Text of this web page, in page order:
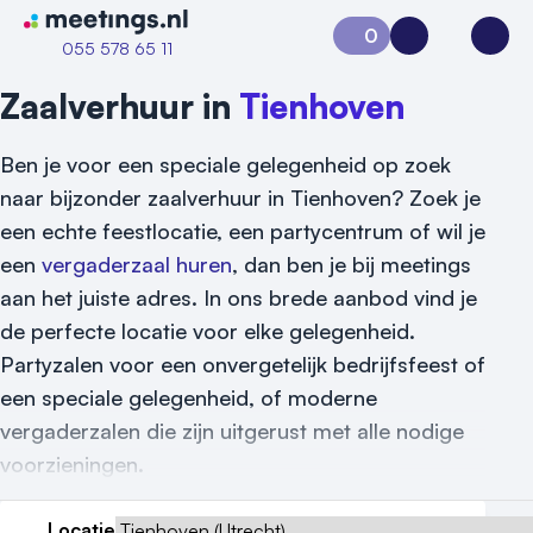
Naar home van Meetings
055 578 65 11
0
Aanvraag 0Inloggen
Zaalverhuur in Tienhoven
Ben je voor een speciale gelegenheid op zoek
naar bijzonder zaalverhuur in Tienhoven? Zoek je
een echte feestlocatie, een partycentrum of wil je
een vergaderzaal huren, dan ben je bij meetings
aan het juiste adres. In ons brede aanbod vind je
de perfecte locatie voor elke gelegenheid.
Partyzalen voor een onvergetelijk bedrijfsfeest of
een speciale gelegenheid, of moderne
vergaderzalen die zijn uitgerust met alle nodige
voorzieningen.